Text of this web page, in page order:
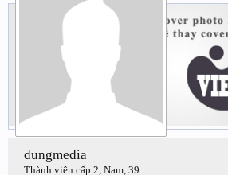
dungmedia
Thành viên cấp 2, Nam, 39